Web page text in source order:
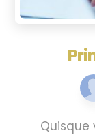
Quisque